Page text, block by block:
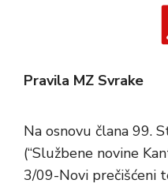
Pravila MZ Svrake
Na osnovu člana 99.
(“Službene novine
3/09-Novi prečišćeni